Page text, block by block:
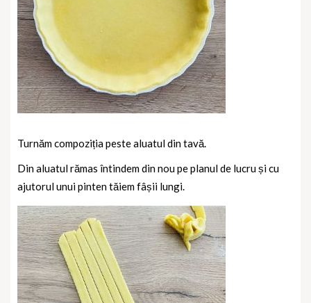
Turnăm compoziția peste aluatul din tavă.
Din aluatul rămas întindem din nou pe planul de lucru și cu
ajutorul unui pinten tăiem fâșii lungi.